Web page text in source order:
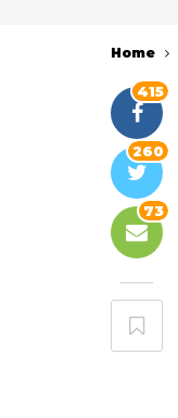
Home
415
260
73